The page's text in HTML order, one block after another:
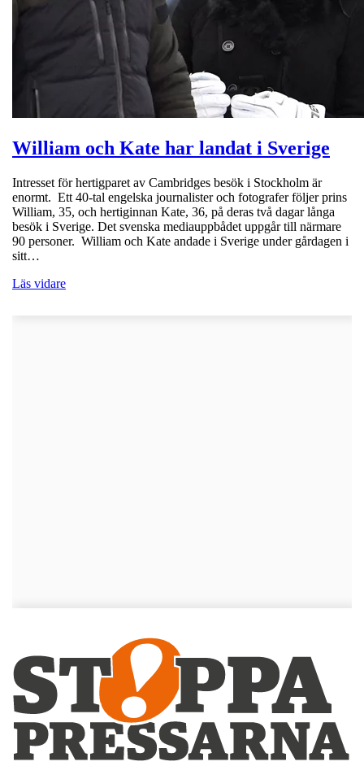
William och Kate har landat i Sverige
Intresset för hertigparet av Cambridges besök i Stockholm är
enormt. Ett 40-tal engelska journalister och fotografer följer prins
William, 35, och hertiginnan Kate, 36, på deras två dagar långa
besök i Sverige. Det svenska mediauppbådet uppgår till närmare
90 personer. William och Kate andade i Sverige under gårdagen i
sitt…
Läs vidare